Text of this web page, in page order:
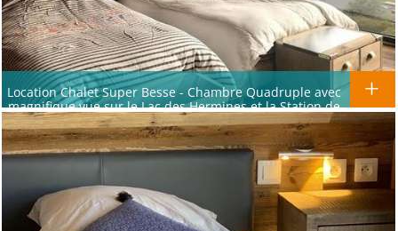
Location Chalet Super Besse - Chambre Quadruple avec
magnifique vue sur le Lac des Hermines et la Station de
Super Besse